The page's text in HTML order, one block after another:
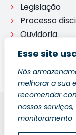
Esse site
Nós
melhorar a sua
recomendar
nossos
monitoramento
Legislação
Processo
Ouvidoria
Blog